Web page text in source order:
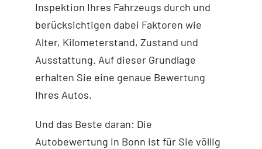
Inspektion Ihres Fahrzeugs durch und
berücksichtigen dabei Faktoren wie
Alter, Kilometerstand, Zustand und
Ausstattung. Auf dieser Grundlage
erhalten Sie eine genaue Bewertung
Ihres Autos.
Und das Beste daran: Die
Autobewertung in Bonn ist für Sie völlig